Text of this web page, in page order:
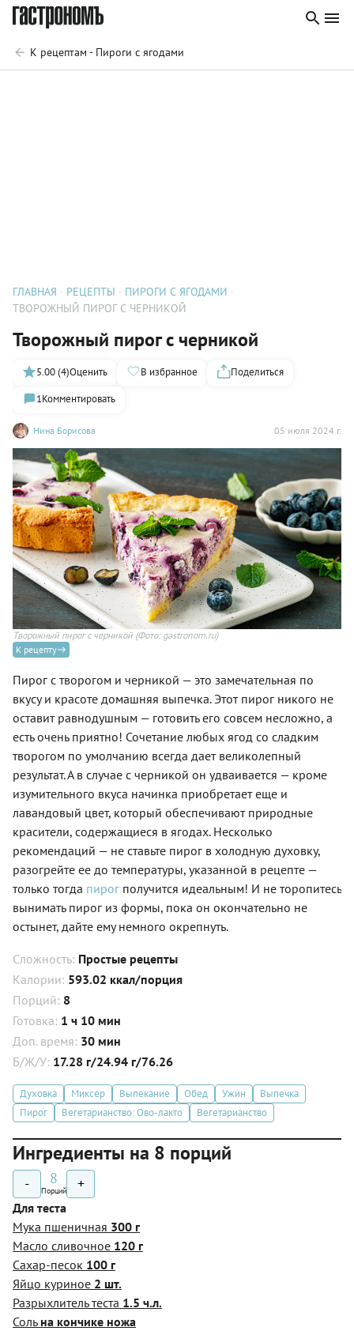
К рецептам - Пироги с ягодами
ГЛАВНАЯ РЕЦЕПТЫ
ПИРОГИ С ЯГОДАМИ
ТВОРОЖНЫЙ ПИРОГ С ЧЕРНИКОЙ
Творожный пирог с черникой
Нина Борисова 05 июля 2024 г.
5.00 (4)Оценить В избранное
Поделиться
1Комментировать
Творожный пирог с черникой (Фото: gastronom.ru)
К рецепту
Пирог с творогом и черникой — это замечательная по
вкусу и красоте домашняя выпечка. Этот пирог никого не
оставит равнодушным — готовить его совсем несложно, а
есть очень приятно! Сочетание любых ягод со сладким
творогом по умолчанию всегда дает великолепный
результат. А в случае с черникой он удваивается — кроме
изумительного вкуса начинка приобретает еще и
лавандовый цвет, который обеспечивают природные
красители, содержащиеся в ягодах. Несколько
рекомендаций — не ставьте пирог в холодную духовку,
разогрейте ее до температуры, указанной в рецепте —
только тогда пирог получится идеальным! И не торопитесь
вынимать пирог из формы, пока он окончательно не
остынет, дайте ему немного окрепнуть.
Сложность: Простые рецепты
Калории: 593.02 ккал/порция
Порций: 8
Готовка: 1 ч 10 мин
Доп. время: 30 мин
Б/Ж/У: 17.28 г/24.94 г/76.26
Духовка Миксер Выпекание Обед Ужин
Выпечка
Пирог
Вегетарианство: Ово-лакто Вегетарианство
Ингредиенты на 8 порций
- 8
Порций +
Для теста
Мука пшеничная 300 г
Масло сливочное 120 г
Сахар-песок 100 г
Яйцо куриное 2 шт.
Разрыхлитель теста 1.5 ч.л.
Соль на кончике ножа